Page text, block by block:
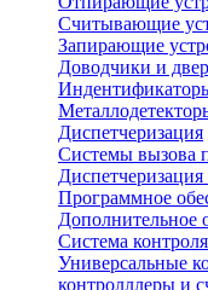
Считывающие
Запирающие
Доводчики и
Диспетчеризация
Системы вызова
Программное
Дополнительное
Система
Универсальные
контролллеры и